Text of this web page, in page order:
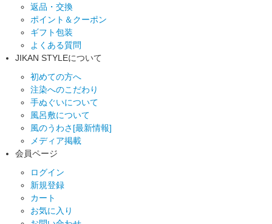
返品・交換
ポイント＆クーポン
ギフト包装
よくある質問
JIKAN STYLEについて
初めての方へ
注染へのこだわり
手ぬぐいについて
風呂敷について
風のうわさ[最新情報]
メディア掲載
会員ページ
ログイン
新規登録
カート
お気に入り